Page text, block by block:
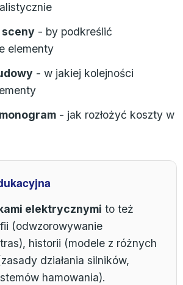
- by podkreślić
elementy
- w jakiej kolejności
- jak rozłożyć koszty w
elektrycznymi to też
(odwzorowywanie
historii (modele z różnych
działania silników,
hamowania).